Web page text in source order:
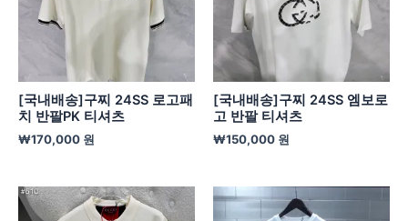
[국내배송]구찌 24SS 로고패
치 반팔PK 티셔츠
₩170,000 원
[국내배송]구찌 24SS 엠보로
고 반팔 티셔츠
₩150,000 원